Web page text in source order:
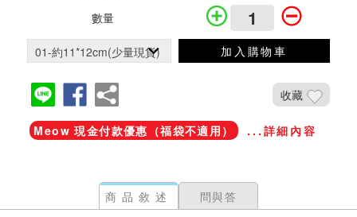
數量
加入購物車
收藏
Meow 現金付款優惠（福袋不適用） ...詳細內容
商品敘述 問與答